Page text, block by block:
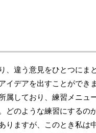
、違う意見をひとつにま
イデアを出すことができ
属しており、練習メニュ
どのような練習にするの
りますが、このとき私は